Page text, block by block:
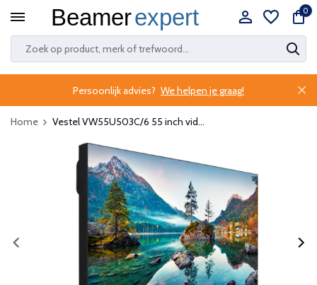
0
Persoonlijk advies? We helpen je graag!
Home Vestel VW55U503C/6 55 inch vid...